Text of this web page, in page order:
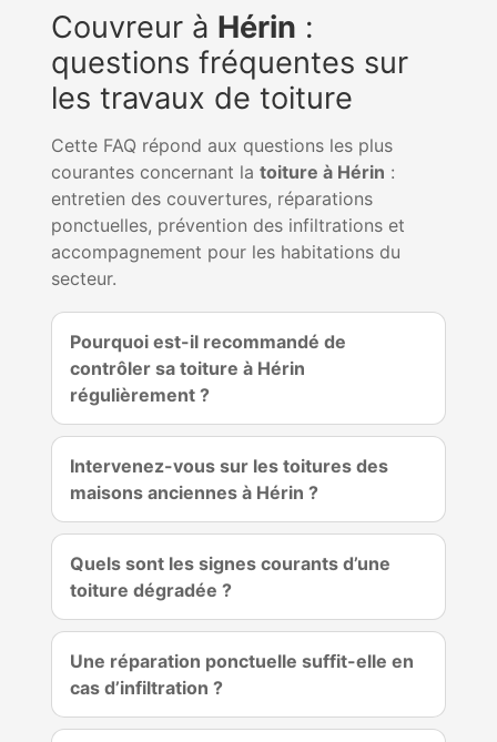
Couvreur à Hérin :
questions fréquentes sur
les travaux de toiture
Cette FAQ répond aux questions les plus
courantes concernant la toiture à Hérin :
entretien des couvertures, réparations
ponctuelles, prévention des infiltrations et
accompagnement pour les habitations du
secteur.
Pourquoi est-il recommandé de
contrôler sa toiture à Hérin
régulièrement ?
Intervenez-vous sur les toitures des
maisons anciennes à Hérin ?
Quels sont les signes courants d’une
toiture dégradée ?
Une réparation ponctuelle suffit-elle en
cas d’infiltration ?